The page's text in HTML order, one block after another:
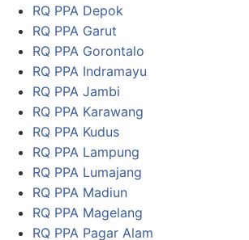
RQ PPA Depok
RQ PPA Garut
RQ PPA Gorontalo
RQ PPA Indramayu
RQ PPA Jambi
RQ PPA Karawang
RQ PPA Kudus
RQ PPA Lampung
RQ PPA Lumajang
RQ PPA Madiun
RQ PPA Magelang
RQ PPA Pagar Alam